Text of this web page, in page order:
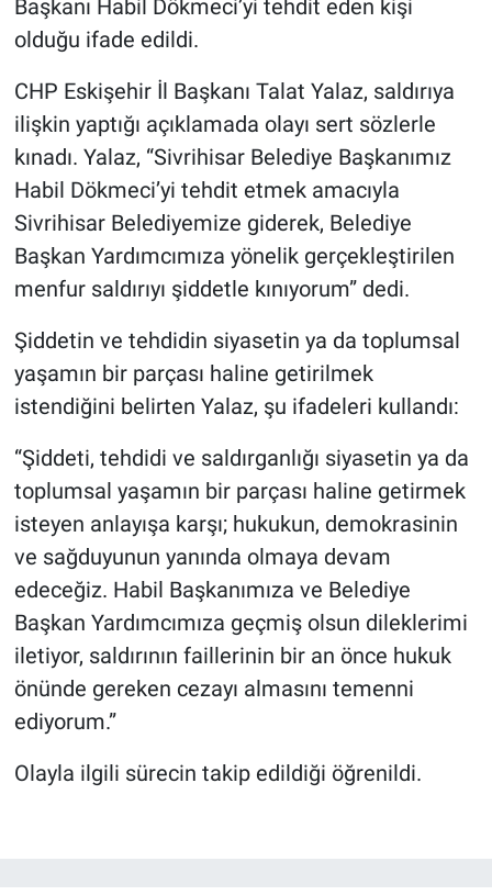
Başkanı Habil Dökmeci’yi tehdit eden kişi
olduğu ifade edildi.
CHP Eskişehir İl Başkanı Talat Yalaz, saldırıya
ilişkin yaptığı açıklamada olayı sert sözlerle
kınadı. Yalaz, “Sivrihisar Belediye Başkanımız
Habil Dökmeci’yi tehdit etmek amacıyla
Sivrihisar Belediyemize giderek, Belediye
Başkan Yardımcımıza yönelik gerçekleştirilen
menfur saldırıyı şiddetle kınıyorum” dedi.
Şiddetin ve tehdidin siyasetin ya da toplumsal
yaşamın bir parçası haline getirilmek
istendiğini belirten Yalaz, şu ifadeleri kullandı:
“Şiddeti, tehdidi ve saldırganlığı siyasetin ya da
toplumsal yaşamın bir parçası haline getirmek
isteyen anlayışa karşı; hukukun, demokrasinin
ve sağduyunun yanında olmaya devam
edeceğiz. Habil Başkanımıza ve Belediye
Başkan Yardımcımıza geçmiş olsun dileklerimi
iletiyor, saldırının faillerinin bir an önce hukuk
önünde gereken cezayı almasını temenni
ediyorum.”
Olayla ilgili sürecin takip edildiği öğrenildi.